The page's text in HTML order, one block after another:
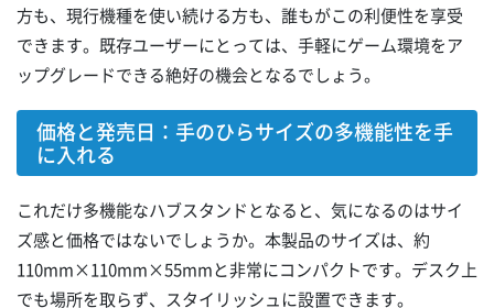
方も、現行機種を使い続ける方も、誰もがこの利便性を享受
できます。既存ユーザーにとっては、手軽にゲーム環境をア
ップグレードできる絶好の機会となるでしょう。
価格と発売日：手のひらサイズの多機能性を手
に入れる
これだけ多機能なハブスタンドとなると、気になるのはサイ
ズ感と価格ではないでしょうか。本製品のサイズは、約
110mm×110mm×55mmと非常にコンパクトです。デスク上
でも場所を取らず、スタイリッシュに設置できます。